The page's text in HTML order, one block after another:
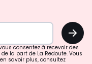
OK
consentez à recevoir des
la part de La Redoute. Vous
savoir plus, consultez